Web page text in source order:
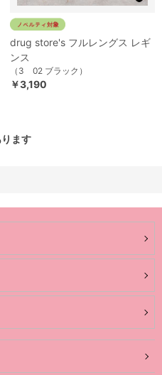
drug store's フルレングス レギ
ンス
（3 02 ブラック）
￥3,190
ます